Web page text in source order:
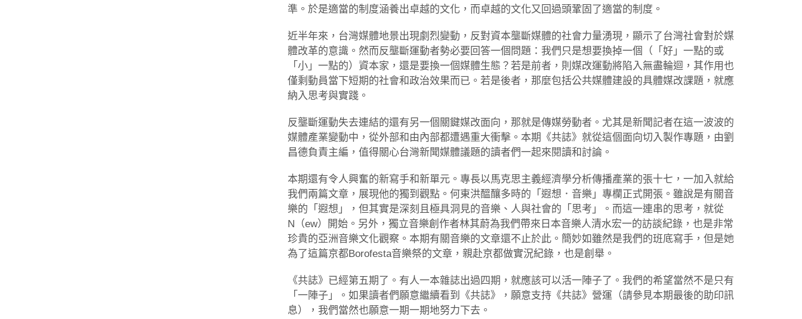
準。於是適當的制度涵養出卓越的文化，而卓越的文化又回過頭鞏固了適當的制度。
近半年來，台灣媒體地景出現劇烈變動，反對資本壟斷媒體的社會力量湧現，顯示了台灣社會對於媒
體改革的意識。然而反壟斷運動者勢必要回答一個問題：我們只是想要換掉一個（「好」一點的或
「小」一點的）資本家，還是要換一個媒體生態？若是前者，則媒改運動將陷入無盡輪迴，其作用也
僅剩動員當下短期的社會和政治效果而已。若是後者，那麼包括公共媒體建設的具體媒改課題，就應
納入思考與實踐。
反壟斷運動失去連結的還有另一個關鍵媒改面向，那就是傳媒勞動者。尤其是新聞記者在這一波波的
媒體產業變動中，從外部和由內部都遭遇重大衝擊。本期《共誌》就從這個面向切入製作專題，由劉
昌德負責主編，值得關心台灣新聞媒體議題的讀者們一起來閱讀和討論。
本期還有令人興奮的新寫手和新單元。專長以馬克思主義經濟學分析傳播產業的張十七，一加入就給
我們兩篇文章，展現他的獨到觀點。何東洪醞釀多時的「遐想．音樂」專欄正式開張。雖說是有關音
樂的「遐想」，但其實是深刻且極具洞見的音樂、人與社會的「思考」。而這一連串的思考，就從
N（ew）開始。另外，獨立音樂創作者林其蔚為我們帶來日本音樂人清水宏一的訪談紀錄，也是非常
珍貴的亞洲音樂文化觀察。本期有關音樂的文章還不止於此。簡妙如雖然是我們的班底寫手，但是她
為了這篇京都Borofesta音樂祭的文章，親赴京都做實況紀錄，也是創舉。
《共誌》已經第五期了。有人一本雜誌出過四期，就應該可以活一陣子了。我們的希望當然不是只有
「一陣子」。如果讀者們願意繼續看到《共誌》，願意支持《共誌》營運（請參見本期最後的助印訊
息），我們當然也願意一期一期地努力下去。